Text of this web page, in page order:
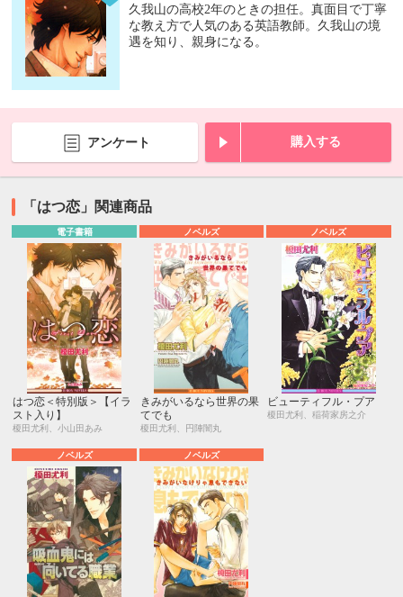
久我山の高校2年のときの担任。真面目で丁寧
な教え方で人気のある英語教師。久我山の境
遇を知り、親身になる。
アンケート 購入する
「はつ恋」関連商品
電子書籍
はつ恋＜特別版＞【イラ
スト入り】
榎田尤利、小山田あみ
ノベルズ
きみがいるなら世界の果
てでも
榎田尤利、円陣闇丸
ノベルズ
ビューティフル・プア
榎田尤利、稲荷家房之介
ノベルズ ノベルズ